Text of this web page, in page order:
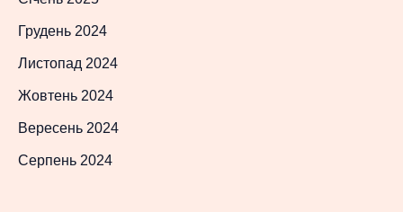
Грудень 2024
Листопад 2024
Жовтень 2024
Вересень 2024
Серпень 2024